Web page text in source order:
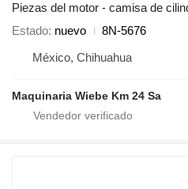
Piezas del motor - camisa de
Estado nuevo
8N-5676
México, Chihuahua
Maquinaria Wiebe Km 24 Sa